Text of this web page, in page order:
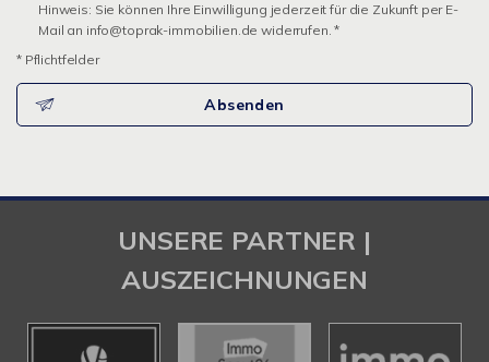
Hinweis: Sie können Ihre Einwilligung jederzeit für die Zukunft per E-
Mail an info@toprak-immobilien.de widerrufen. *
* Pflichtfelder
Absenden
UNSERE PARTNER |
AUSZEICHNUNGEN